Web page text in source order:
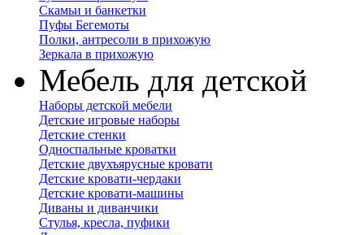
Скамьи и банкетки
Пуфы Бегемоты
Полки, антресоли в прихожую
Зеркала в прихожую
Мебель для детской
Наборы детской мебели
Детские игровые наборы
Детские стенки
Односпальные кроватки
Детские двухъярусные кровати
Детские кровати-чердаки
Детские кровати-машины
Диваны и диванчики
Стулья, кресла, пуфики